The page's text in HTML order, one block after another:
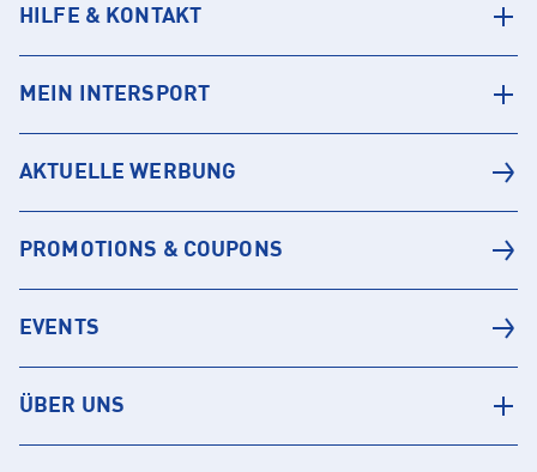
HILFE & KONTAKT
MEIN INTERSPORT
AKTUELLE WERBUNG
PROMOTIONS & COUPONS
EVENTS
ÜBER UNS